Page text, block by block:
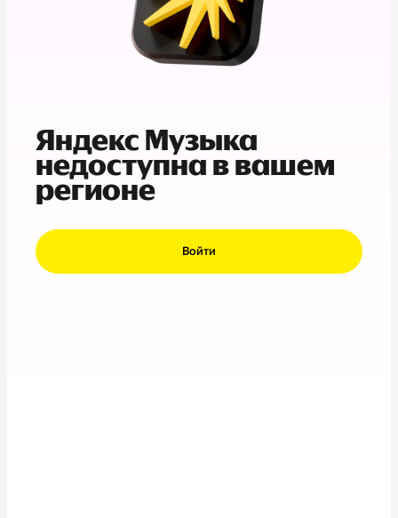
Яндекс Музыка
недоступна в вашем
регионе
Войти